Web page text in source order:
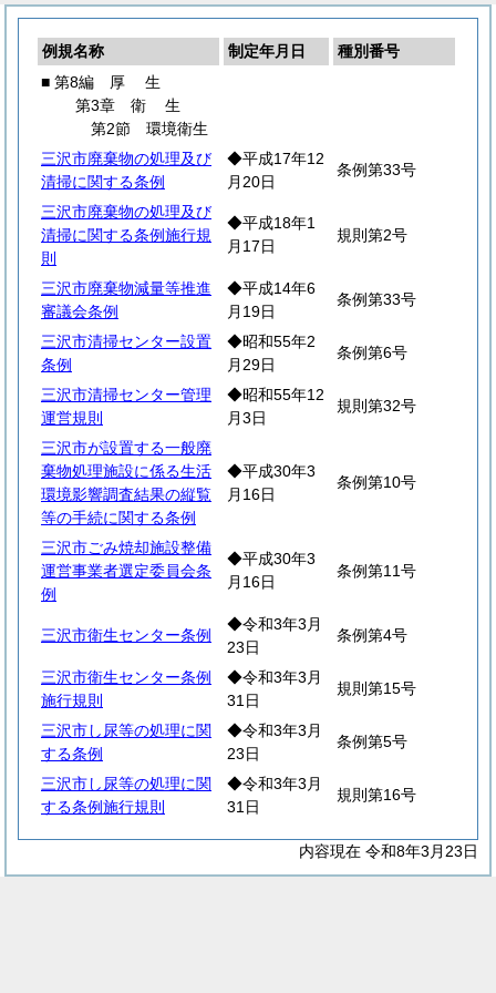
例規名称 制定年月日
種別番号
■ 第8編 厚 生
第3章 衛生
第2節 環境衛生
三沢市廃棄物の処理及び
清掃に関する条例
◆平成17年12
月20日
条例第33号
三沢市廃棄物の処理及び
清掃に関する条例施行規
則
◆平成18年1
月17日
規則第2号
三沢市廃棄物減量等推進
審議会条例
◆平成14年6
月19日
条例第33号
三沢市清掃センター設置
条例
◆昭和55年2
月29日
条例第6号
三沢市清掃センター管理
運営規則
◆昭和55年12
月3日
規則第32号
三沢市が設置する一般廃
棄物処理施設に係る生活
環境影響調査結果の縦覧
等の手続に関する条例
◆平成30年3
月16日
条例第10号
三沢市ごみ焼却施設整備
運営事業者選定委員会条
例
◆平成30年3
月16日
条例第11号
三沢市衛生センター条例
◆令和3年3月
23日
条例第4号
三沢市衛生センター条例
施行規則
◆令和3年3月
31日
規則第15号
三沢市し尿等の処理に関
する条例
◆令和3年3月
23日
条例第5号
三沢市し尿等の処理に関
する条例施行規則
◆令和3年3月
31日
規則第16号
内容現在 令和8年3月23日